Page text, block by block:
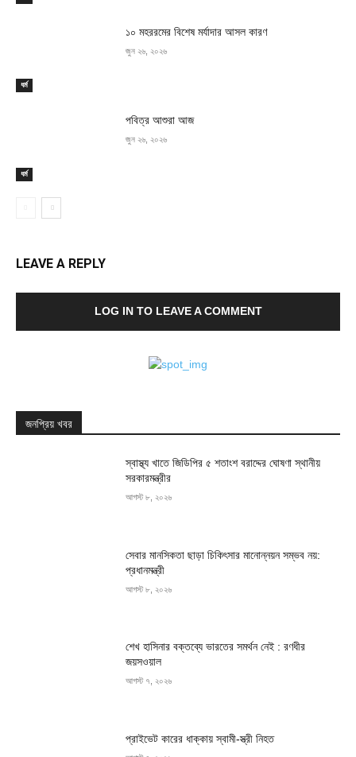
ধর্ম
১০ মহররমের বিশেষ মর্যাদার আসল কারণ
জুন ২৬, ২০২৬
ধর্ম
পবিত্র আশুরা আজ
জুন ২৬, ২০২৬
LEAVE A REPLY
LOG IN TO LEAVE A COMMENT
জনপ্রিয় খবর
স্বাস্থ্য খাতে জিডিপির ৫ শতাংশ বরাদ্দের ঘোষণা স্থানীয়
সরকারমন্ত্রীর
আগস্ট ৮, ২০২৬
সেবার মানসিকতা ছাড়া চিকিৎসার মানোন্নয়ন সম্ভব নয়:
প্রধানমন্ত্রী
আগস্ট ৮, ২০২৬
শেখ হাসিনার বক্তব্যে ভারতের সমর্থন নেই : রণধীর
জয়সওয়াল
আগস্ট ৭, ২০২৬
প্রাইভেট কারের ধাক্কায় স্বামী-স্ত্রী নিহত